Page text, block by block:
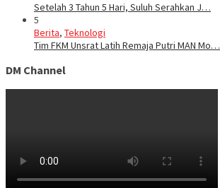
Setelah 3 Tahun 5 Hari, Suluh Serahkan J…
5
Berita, Teknologi
Tim FKM Unsrat Latih Remaja Putri MAN Mo…
DM Channel